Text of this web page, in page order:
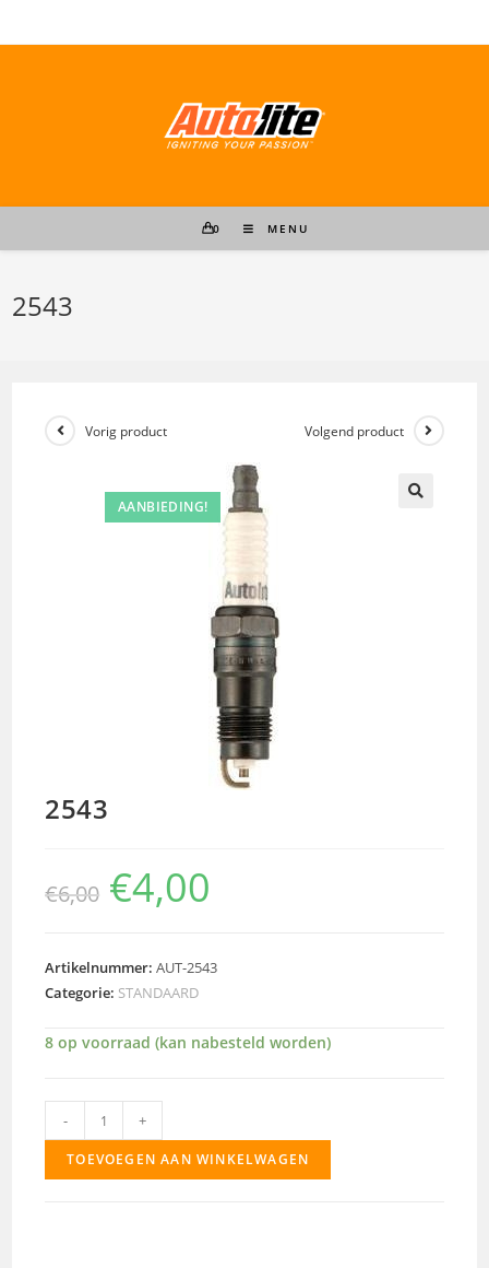
naar
0 MENU
2543
AANBIEDING!
Vorig product Volgend product
2543
€6,00 €4,00
Artikelnummer:AUT-2543
Categorie: STANDAARD
8 op voorraad (kan nabesteld worden)
-
2543
aantal
+
TOEVOEGEN AAN WINKELWAGEN